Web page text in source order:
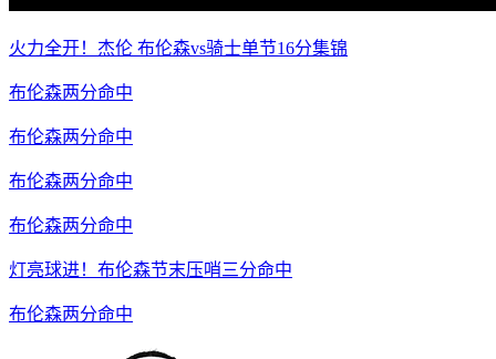
火力全开！杰伦 布伦森vs骑士单节16分集锦
布伦森两分命中
布伦森两分命中
布伦森两分命中
布伦森两分命中
灯亮球进！布伦森节末压哨三分命中
布伦森两分命中